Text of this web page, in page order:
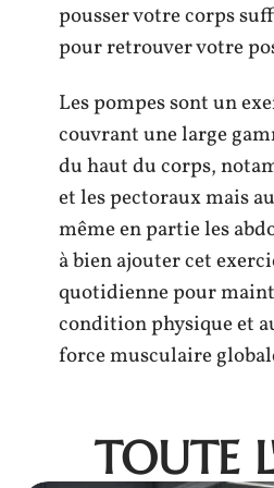
pousser votre corps
pour retrouver votre
Les pompes sont un
couvrant une large
du haut du corps,
et les pectoraux mais
même en partie les
à bien ajouter cet
quotidienne pour
condition physique et
force musculaire
TOUTE